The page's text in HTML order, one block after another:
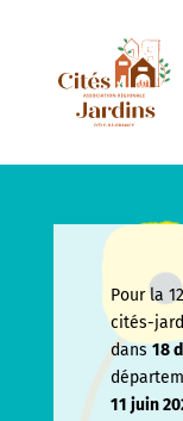
Pour la
cités-
dans18
11 juin